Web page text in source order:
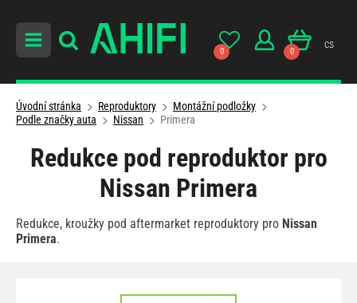
0 0
cs
Úvodní stránka Reproduktory
Montážní podložky
Podle značky auta
Nissan Primera
Redukce pod reproduktor pro
Nissan Primera
Redukce, kroužky pod aftermarket reproduktory pro Nissan
Primera.